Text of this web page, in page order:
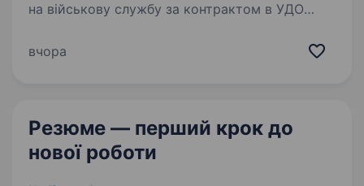
на військову службу за контрактом в УДО
спеціального призначення, громадян України
вчора
Резюме — перший крок до
нової роботи